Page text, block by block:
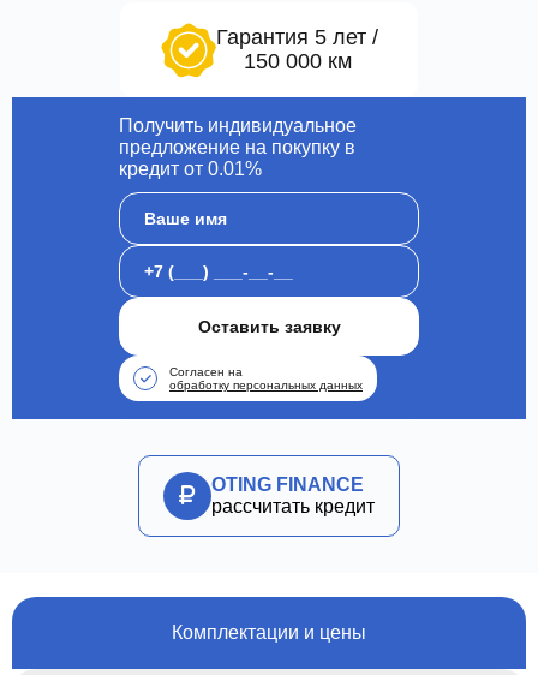
Гарантия 5 лет /
150 000 км
Получить индивидуальное
предложение на покупку в
кредит от 0.01%
Оставить заявку
Согласен на
обработку персональных данных
OTING FINANCE
рассчитать кредит
Комплектации и цены